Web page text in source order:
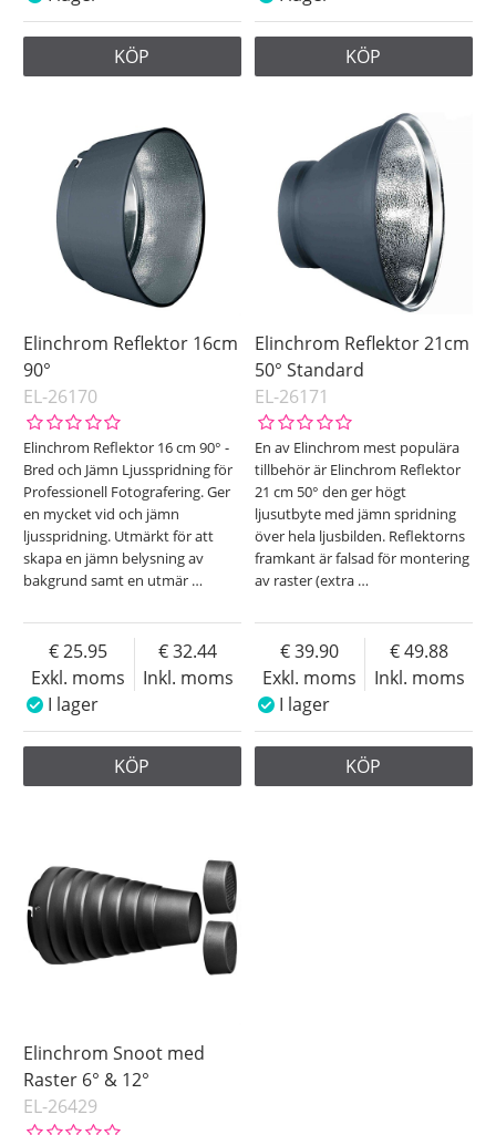
KÖP KÖP
Elinchrom Reflektor 16cm
90°
EL-26170
Elinchrom Reflektor 16 cm 90° -
Bred och Jämn Ljusspridning för
Professionell Fotografering. Ger
en mycket vid och jämn
ljusspridning. Utmärkt för att
skapa en jämn belysning av
bakgrund samt en utmär …
Exkl. moms
25.95
Inkl. moms
32.44
I lager
KÖP
Elinchrom Reflektor 21cm
50° Standard
EL-26171
En av Elinchrom mest populära
tillbehör är Elinchrom Reflektor
21 cm 50° den ger högt
ljusutbyte med jämn spridning
över hela ljusbilden. Reflektorns
framkant är falsad för montering
av raster (extra …
Exkl. moms
39.90
Inkl. moms
49.88
I lager
KÖP
Elinchrom Snoot med
Raster 6° & 12°
EL-26429